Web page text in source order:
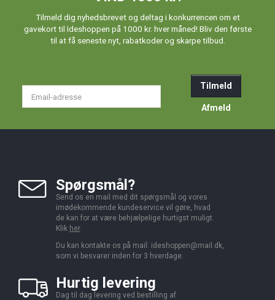
Tilmeld dig nyhedsbrevet og deltag i konkurrencen om et
gavekort til Ideshoppen på 1000 kr. hver måned! Bliv den første
til at få seneste nyt, rabatkoder og skarpe tilbud.
Tilmeld
Afmeld
Spørgsmål?
Send os en mail med dit spørgsmål og vores
imødekommende kundeservice vil gøre, hvad
de kan for at være behjælpelige hurtigst muligt.
Klik her.
Du kan kontakte os på mail: ideshoppen@mail.dk,
som vi besvarer inden for 3 hverdage.
Hurtig levering
Dag til dag levering ved bestilling af